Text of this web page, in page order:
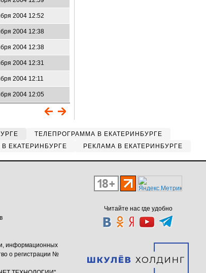
2004 12:52
2004 12:38
2004 12:38
2004 12:31
2004 12:11
2004 12:05
ТЕЛЕПРОГРАММА В ЕКАТЕРИНБУРГЕ
ЕКАТЕРИНБУРГЕ РЕКЛАМА В ЕКАТЕРИНБУРГЕ
Читайте нас где удобно
информационных
о регистрации №